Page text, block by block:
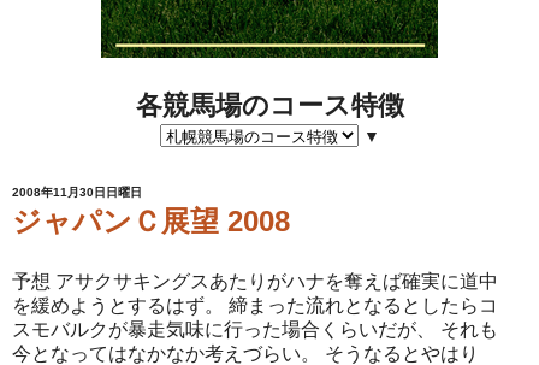
各競馬場のコース特徴
▼
2008年11月30日日曜日
ジャパンＣ展望 2008
予想 アサクサキングスあたりがハナを奪えば確実に道中
を緩めようとするはず。 締まった流れとなるとしたらコ
スモバルクが暴走気味に行った場合くらいだが、 それも
今となってはなかなか考えづらい。 そうなるとやはり